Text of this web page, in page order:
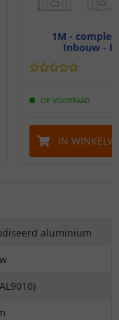
1M -
Inbouw -
OP VOORRAAD
IN
aluminium